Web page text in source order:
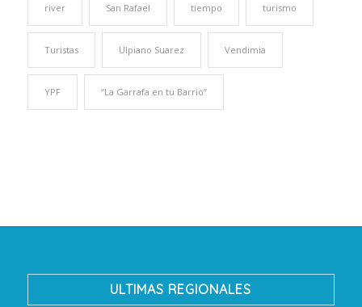
river San Rafael tiempo turismo
Turistas Ulpiano Suarez Vendimia
YPF “La Garrafa en tu Barrio”
ULTIMAS REGIONALES